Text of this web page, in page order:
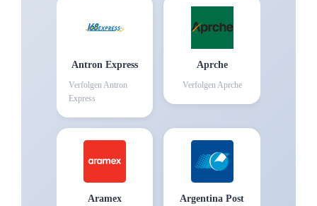
Antron Express
Verfolgen Antron
Express
Aprche
Verfolgen Aprche
Aramex Argentina Post